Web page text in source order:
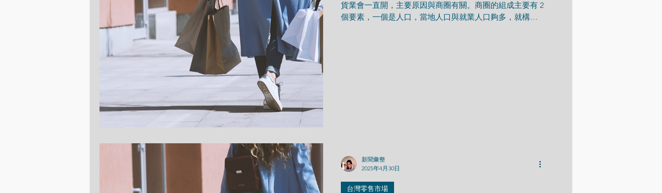
貨業會一直開，主要原因與商圈有關。商圈的組成主要有 2
個要素，一個是人口，當地人口與就業人口夠多，就構成
台灣零售市場
新聞彙整
2025年4月30日